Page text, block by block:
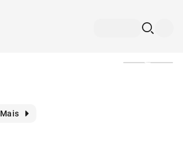
Mais